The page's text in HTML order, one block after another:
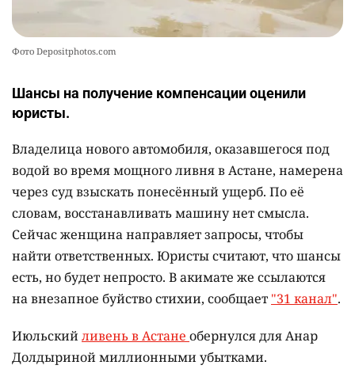
Фото Depositphotos.com
Шансы на получение компенсации оценили
юристы.
Владелица нового автомобиля, оказавшегося под
водой во время мощного ливня в Астане, намерена
через суд взыскать понесённый ущерб. По её
словам, восстанавливать машину нет смысла.
Сейчас женщина направляет запросы, чтобы
найти ответственных. Юристы считают, что шансы
есть, но будет непросто. В акимате же ссылаются
на внезапное буйство стихии, сообщает "31 канал".
Июльскийливень в Астане обернулся для Анар
Долдыриной миллионными убытками.